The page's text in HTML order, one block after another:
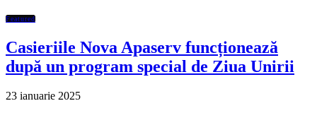
Featured
Casieriile Nova Apaserv funcționează
după un program special de Ziua Unirii
23 ianuarie 2025